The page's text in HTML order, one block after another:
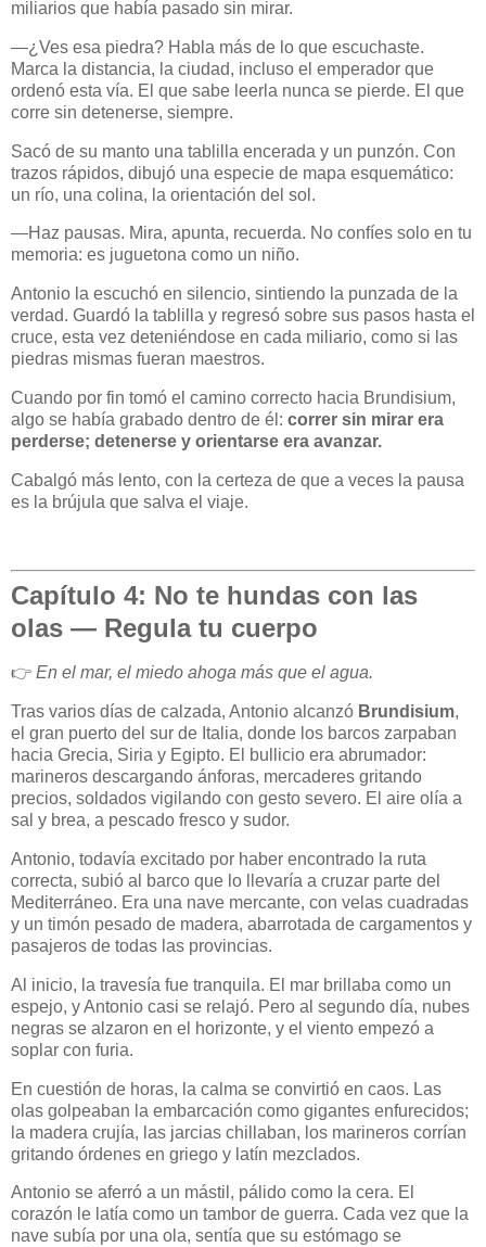
miliarios que había pasado sin mirar.
—¿Ves esa piedra? Habla más de lo que escuchaste.
Marca la distancia, la ciudad, incluso el emperador que
ordenó esta vía. El que sabe leerla nunca se pierde. El que
corre sin detenerse, siempre.
Sacó de su manto una tablilla encerada y un punzón. Con
trazos rápidos, dibujó una especie de mapa esquemático:
un río, una colina, la orientación del sol.
—Haz pausas. Mira, apunta, recuerda. No confíes solo en tu
memoria: es juguetona como un niño.
Antonio la escuchó en silencio, sintiendo la punzada de la
verdad. Guardó la tablilla y regresó sobre sus pasos hasta el
cruce, esta vez deteniéndose en cada miliario, como si las
piedras mismas fueran maestros.
Cuando por fin tomó el camino correcto hacia Brundisium,
algo se había grabado dentro de él: correr sin mirar era
perderse; detenerse y orientarse era avanzar.
Cabalgó más lento, con la certeza de que a veces la pausa
es la brújula que salva el viaje.
Capítulo 4: No te hundas con las
olas — Regula tu cuerpo
👉 En el mar, el miedo ahoga más que el agua.
Tras varios días de calzada, Antonio alcanzó Brundisium,
el gran puerto del sur de Italia, donde los barcos zarpaban
hacia Grecia, Siria y Egipto. El bullicio era abrumador:
marineros descargando ánforas, mercaderes gritando
precios, soldados vigilando con gesto severo. El aire olía a
sal y brea, a pescado fresco y sudor.
Antonio, todavía excitado por haber encontrado la ruta
correcta, subió al barco que lo llevaría a cruzar parte del
Mediterráneo. Era una nave mercante, con velas cuadradas
y un timón pesado de madera, abarrotada de cargamentos y
pasajeros de todas las provincias.
Al inicio, la travesía fue tranquila. El mar brillaba como un
espejo, y Antonio casi se relajó. Pero al segundo día, nubes
negras se alzaron en el horizonte, y el viento empezó a
soplar con furia.
En cuestión de horas, la calma se convirtió en caos. Las
olas golpeaban la embarcación como gigantes enfurecidos;
la madera crujía, las jarcias chillaban, los marineros corrían
gritando órdenes en griego y latín mezclados.
Antonio se aferró a un mástil, pálido como la cera. El
corazón le latía como un tambor de guerra. Cada vez que la
nave subía por una ola, sentía que su estómago se